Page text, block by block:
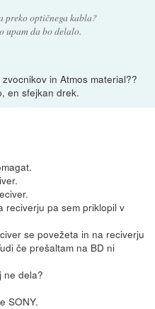
preko optičnega kabla?
upam da bo delalo.
in Atmos material??
en sfejkan drek.
reciverju pa sem priklopil v
se povežeta in na reciverju
če prešaltam na BD ni
ne dela?
SONY.